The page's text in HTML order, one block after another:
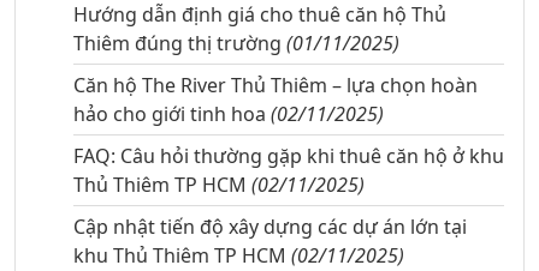
Hướng dẫn định giá cho thuê căn hộ Thủ
Thiêm đúng thị trường (01/11/2025)
Căn hộ The River Thủ Thiêm – lựa chọn hoàn
hảo cho giới tinh hoa (02/11/2025)
FAQ: Câu hỏi thường gặp khi thuê căn hộ ở khu
Thủ Thiêm TP HCM (02/11/2025)
Cập nhật tiến độ xây dựng các dự án lớn tại
khu Thủ Thiêm TP HCM (02/11/2025)